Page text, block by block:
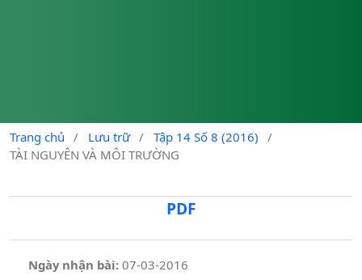
Trang chủ / Lưu trữ / Tập 14 Số 8 (2016)
/
TÀI NGUYÊN VÀ MÔI TRƯỜNG
PDF
Ngày nhận bài: 07-03-2016